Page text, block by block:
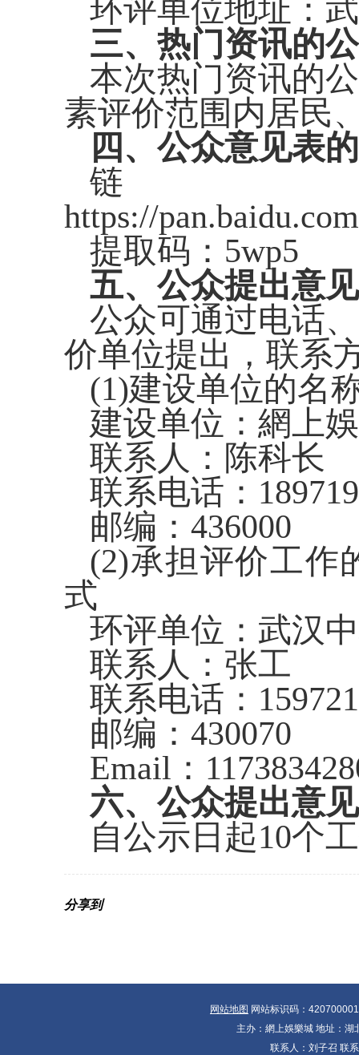
环评单位地址：
三、热门资讯的
本次热门资讯的
素评价范围内居民
四、公众意见表
https://
提取码： 5wp5
五、公众提出意
公众可通过电话
价单位提出，联系
(1)建设单位的名
建设单位： 網上
联系人： 陈科长
联系电话：
邮编： 436000
(2)承担评价工作
式
环评单位：武汉
联系人：张工
联系电话：
邮编： 430070
Email ：
六、公众提出意
自公示日起10个
分享到
网站地图 网站标识码：
主办：網上娛樂城 地址：
联系人：刘子召 联